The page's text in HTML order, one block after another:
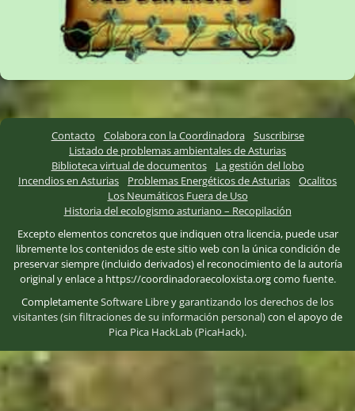
Contacto Colabora con la Coordinadora
Suscribirse
Listado de problemas ambientales de Asturias
Biblioteca virtual de documentos
La gestión del lobo
Incendios en Asturias
Problemas Energéticos de Asturias
Ocalitos
Los Neumáticos Fuera de Uso
Historia del ecologismo asturiano – Recopilación
Excepto elementos concretos que indiquen otra licencia, puede usar
libremente los contenidos de este sitio web con la única condición de
preservar siempre (incluido derivados) el reconocimiento de la autoría
original y enlace a https://coordinadoraecoloxista.org como fuente.
CompletamenteSoftware Libreygarantizando los derechos de los
visitantes (sin filtraciones de su información personal)con el apoyo de
Pica Pica HackLab (PicaHack).